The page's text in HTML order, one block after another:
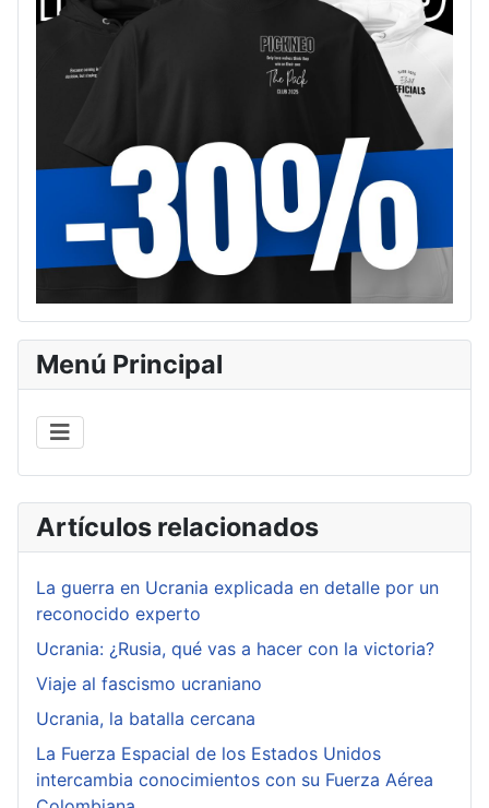
Menú Principal
Artículos relacionados
La guerra en Ucrania explicada en detalle por un
reconocido experto
Ucrania: ¿Rusia, qué vas a hacer con la victoria?
Viaje al fascismo ucraniano
Ucrania, la batalla cercana
La Fuerza Espacial de los Estados Unidos
intercambia conocimientos con su Fuerza Aérea